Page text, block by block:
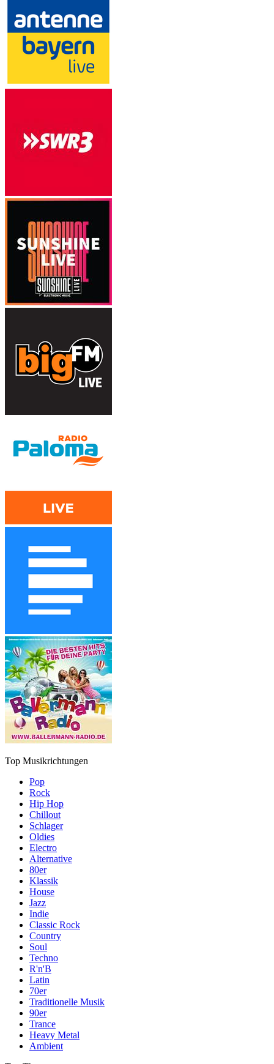
Top Musikrichtungen
Pop
Rock
Hip Hop
Chillout
Schlager
Oldies
Electro
Alternative
80er
Klassik
House
Jazz
Indie
Classic Rock
Country
Soul
Techno
R'n'B
Latin
70er
Traditionelle Musik
90er
Trance
Heavy Metal
Ambient